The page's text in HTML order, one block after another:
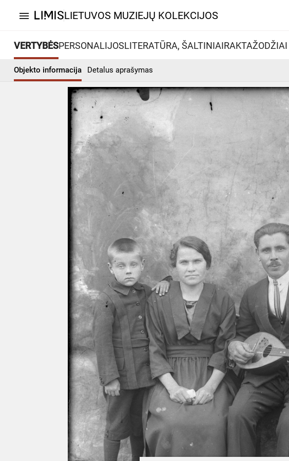
menu LIETUVOS MUZIEJŲ KOLEKCIJOS
VERTYBĖSPERSONALIJOSLITERATŪRA, ŠALTINIAIRAKTAŽODŽIAI
Objekto informacija Detalus aprašymas